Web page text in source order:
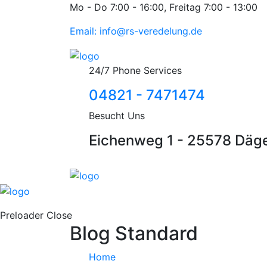
Mo - Do 7:00 - 16:00, Freitag 7:00 - 13:00
Email: info@rs-veredelung.de
24/7 Phone Services
04821 - 7471474
Besucht Uns
Eichenweg 1 - 25578
Preloader Close
Blog Standard
Home